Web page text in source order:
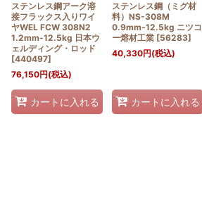
ステンレス鋼アーク溶
接フラックス入りワイ
ヤWEL FCW 308N2
1.2mm-12.5kg 日本ウ
ェルディング・ロッド
[440497]
76,150円(税込)
カートに入れる
ステンレス鋼（ミグ材
料）NS-308M
0.9mm-12.5kg ニツコ
ー熔材工業 [56283]
40,330円(税込)
カートに入れる